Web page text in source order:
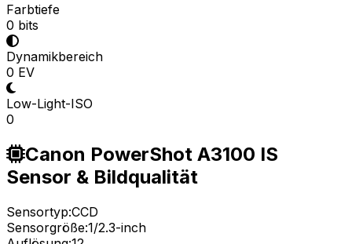
Farbtiefe
0 bits
Dynamikbereich
0 EV
Low-Light-ISO
0
Canon PowerShot A3100 IS
Sensor & Bildqualität
Sensortyp:CCD
Sensorgröße:1/2.3-inch